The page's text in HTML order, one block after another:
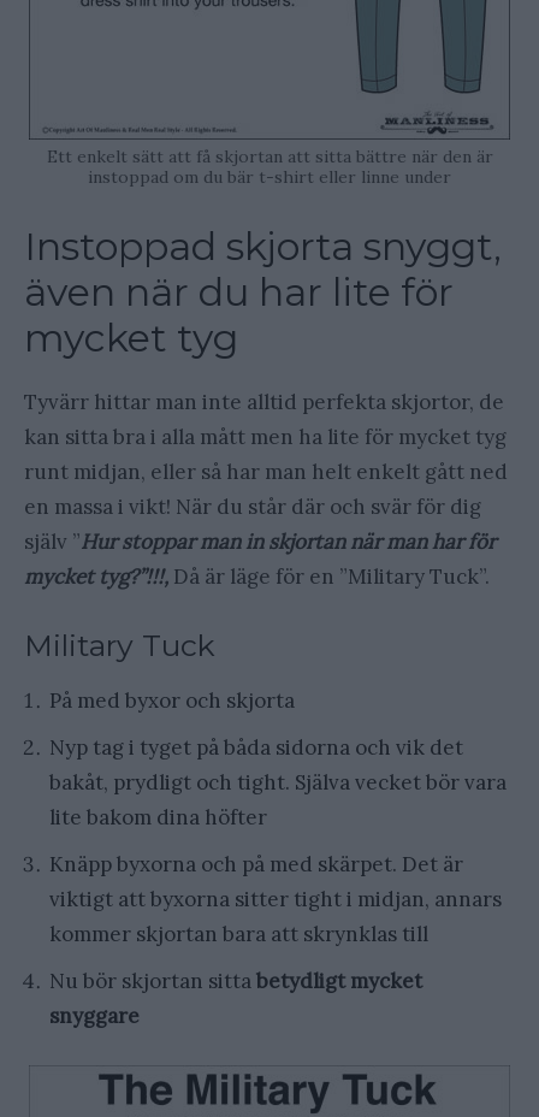
Ett enkelt sätt att få skjortan att sitta bättre när den är
instoppad om du bär t-shirt eller linne under
Instoppad skjorta snyggt,
även när du har lite för
mycket tyg
Tyvärr hittar man inte alltid perfekta skjortor, de
kan sitta bra i alla mått men ha lite för mycket tyg
runt midjan, eller så har man helt enkelt gått ned
en massa i vikt! När du står där och svär för dig
själv ”Hur stoppar man in skjortan när man har för
mycket tyg?”!!!, Då är läge för en ”Military Tuck”.
Military Tuck
På med byxor och skjorta
Nyp tag i tyget på båda sidorna och vik det
bakåt, prydligt och tight. Själva vecket bör vara
lite bakom dina höfter
Knäpp byxorna och på med skärpet. Det är
viktigt att byxorna sitter tight i midjan, annars
kommer skjortan bara att skrynklas till
Nu bör skjortan sittabetydligt mycket
snyggare